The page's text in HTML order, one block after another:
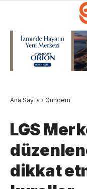
Ana Sayfa › Gündem
LGS
dikkat